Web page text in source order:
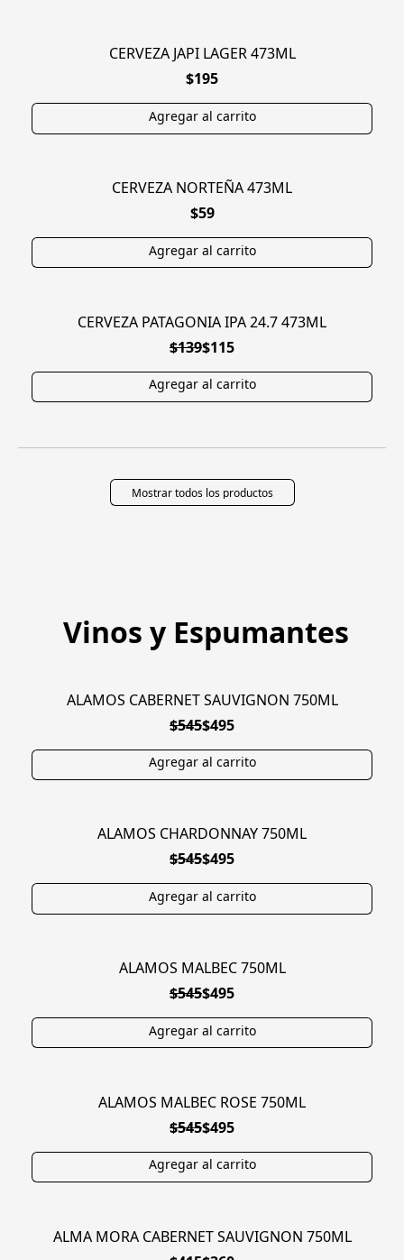
CERVEZA JAPI LAGER 473ML
$195
CERVEZA NORTEÑA 473ML
$59
EN OFERTA
CERVEZA PATAGONIA IPA 24.7 473ML
$139$115
Mostrar todos los productos
Vinos y Espumantes
EN OFERTA
ALAMOS CABERNET SAUVIGNON 750ML
$545$495
ALAMOS CHARDONNAY 750ML
$545$495
ALAMOS MALBEC 750ML
$545$495
ALAMOS MALBEC ROSE 750ML
$545$495
EN OFERTA
ALMA MORA CABERNET SAUVIGNON 750ML